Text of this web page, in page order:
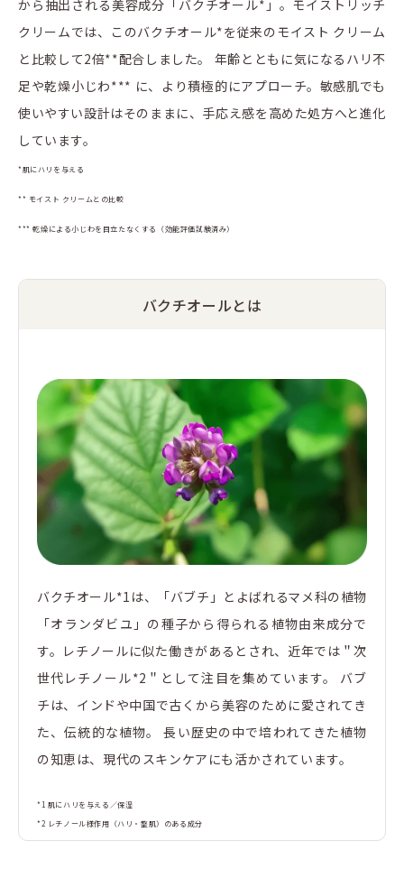
から抽出される美容成分「バクチオール*」。モイストリッチ
クリームでは、このバクチオール*を従来のモイスト クリーム
と比較して2倍**配合しました。 年齢とともに気になるハリ不
足や乾燥小じわ*** に、より積極的にアプローチ。敏感肌でも
使いやすい設計はそのままに、手応え感を高めた処方へと進化
しています。
*肌にハリを与える
** モイスト クリームとの比較
*** 乾燥による小じわを目立たなくする（効能評価試験済み）
バクチオールとは
バクチオール*1は、「バブチ」とよばれるマメ科の植物
「オランダビユ」の種子から得られる植物由来成分で
す。レチノールに似た働きがあるとされ、近年では＂次
世代レチノール*2＂として注目を集めています。 バブ
チは、インドや中国で古くから美容のために愛されてき
た、伝統的な植物。 長い歴史の中で培われてきた植物
の知恵は、現代のスキンケアにも活かされています。
*1 肌にハリを与える／保湿
*2 レチノール様作用（ハリ・整肌）のある成分